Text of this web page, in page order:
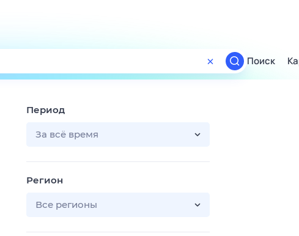
Поиск
ТВ-программа
Поиск
Период
За всё время
Регион
Все регионы